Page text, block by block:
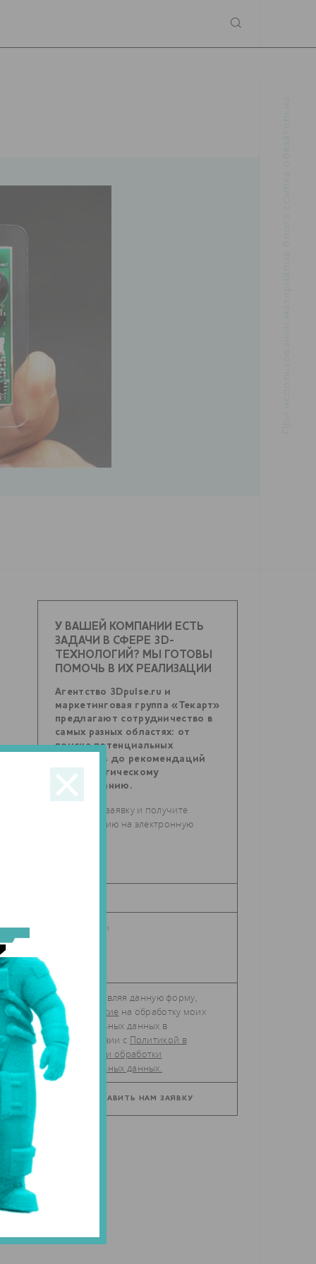
У ВАШЕЙ КОМПАНИИ ЕСТЬ
ЗАДАЧИ В СФЕРЕ 3D-
ТЕХНОЛОГИЙ? МЫ ГОТОВЫ
ПОМОЧЬ В ИХ РЕАЛИЗАЦИИ
Агентство 3Dpulse.ru и
маркетинговая группа «Текарт»
предлагают сотрудничество в
самых разных областях: от
поиска потенциальных
партнеров до рекомендаций
по стратегическому
планированию.
Отправьте заявку и получите
консультацию на электронную
Отправляя данную форму,
даю
согласие
персональных данных в
соответствии с Политикой в
отношении обработки
персональных данных.